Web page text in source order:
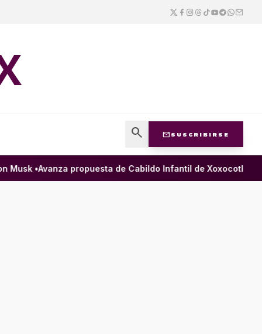
search mail SUSCRIBIRSE
•Avanza propuesta de Cabildo Infantil de Xoxocotlán